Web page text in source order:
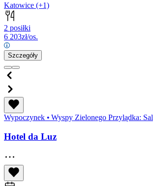
Katowice (+1)
2 posiłki
6 203zł/os.
Szczegóły
Wypoczynek • Wyspy Zielonego Przylądka: Sal
Hotel da Luz